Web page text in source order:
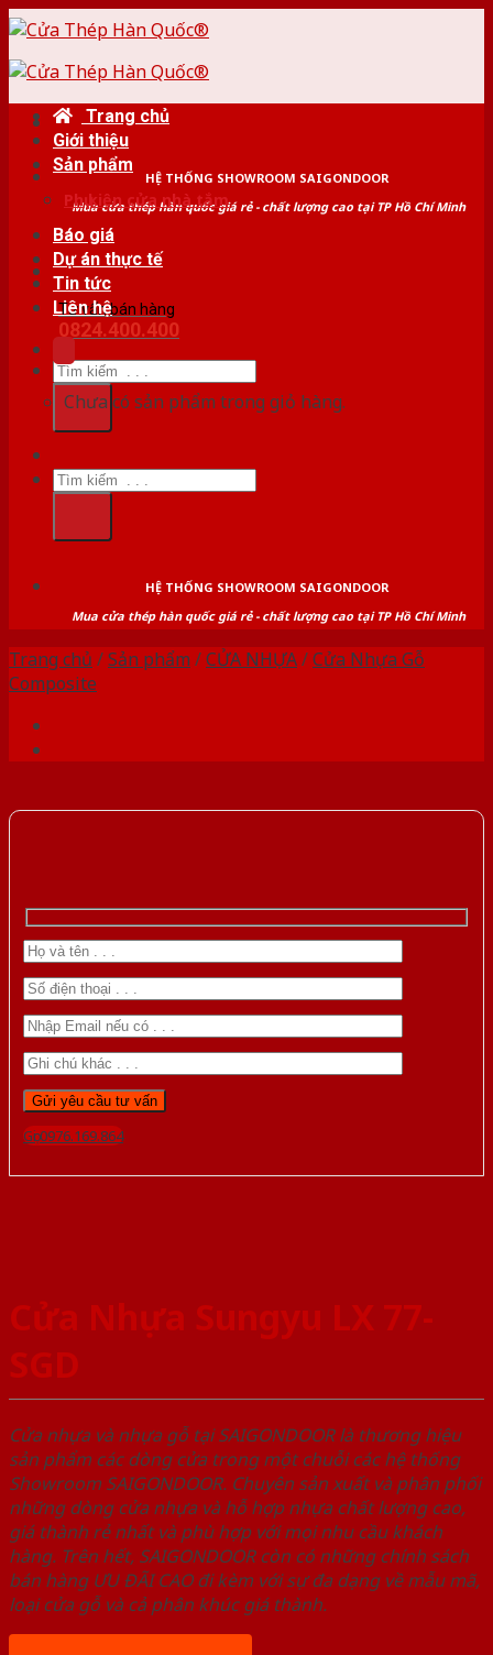
Skip
content
HỆ THỐNG SHOWROOM SAIGONDOOR
Mua cửa thép hàn quốc giá rẻ - chất lượng cao tại TP Hồ Chí Minh
Tư vấn bán hàng
0824.400.400
Tìm
kiếm:
Trang chủ
Giới thiệu
Sản phẩm
Phụ kiện cửa nhà tắm
Báo giá
Dự án thực tế
Tin tức
Liên hệ
Chưa có sản phẩm trong giỏ hàng.
Tìm
kiếm:
HỆ THỐNG SHOWROOM SAIGONDOOR
Mua cửa thép hàn quốc giá rẻ - chất lượng cao tại TP Hồ Chí Minh
Trang chủ /Sản phẩm /CỬA NHỰA/Cửa Nhựa Gỗ
Composite
Gọi 0976.169.864
Cửa Nhựa Sungyu LX 77-
SGD
Cửa nhựa và nhựa gỗ tại SAIGONDOOR là thương hiệu
sản phẩm các dòng cửa trong một chuỗi các hệ thống
Showroom SAIGONDOOR. Chuyên sản xuất và phân phối
những dòng cửa nhựa và hỗ hợp nhựa chất lượng cao,
giá thành rẻ nhất và phù hợp với mọi nhu cầu khách
hàng. Trên hết, SAIGONDOOR còn có những chính sách
bán hàng ƯU ĐÃI CAO đi kèm với sự đa dạng về mẫu mã,
loại cửa gỗ và cả phân khúc giá thành.